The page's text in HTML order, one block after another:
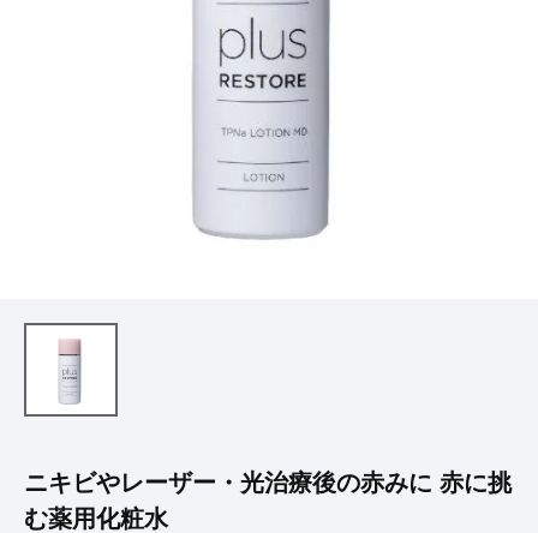
ニキビやレーザー・光治療後の赤みに 赤に挑
む薬用化粧水